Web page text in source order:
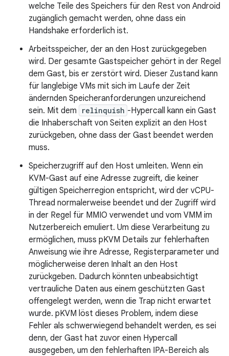
welche Teile des Speichers für den Rest von Android
zugänglich gemacht werden, ohne dass ein
Handshake erforderlich ist.
Arbeitsspeicher, der an den Host zurückgegeben
wird. Der gesamte Gastspeicher gehört in der Regel
dem Gast, bis er zerstört wird. Dieser Zustand kann
für langlebige VMs mit sich im Laufe der Zeit
ändernden Speicheranforderungen unzureichend
sein. Mit dem
relinquish -Hypercall kann ein Gast
die Inhaberschaft von Seiten explizit an den Host
zurückgeben, ohne dass der Gast beendet werden
muss.
Speicherzugriff auf den Host umleiten. Wenn ein
KVM-Gast auf eine Adresse zugreift, die keiner
gültigen Speicherregion entspricht, wird der vCPU-
Thread normalerweise beendet und der Zugriff wird
in der Regel für MMIO verwendet und vom VMM im
Nutzerbereich emuliert. Um diese Verarbeitung zu
ermöglichen, muss pKVM Details zur fehlerhaften
Anweisung wie ihre Adresse, Registerparameter und
möglicherweise deren Inhalt an den Host
zurückgeben. Dadurch könnten unbeabsichtigt
vertrauliche Daten aus einem geschützten Gast
offengelegt werden, wenn die Trap nicht erwartet
wurde. pKVM löst dieses Problem, indem diese
Fehler als schwerwiegend behandelt werden, es sei
denn, der Gast hat zuvor einen Hypercall
ausgegeben, um den fehlerhaften IPA-Bereich als